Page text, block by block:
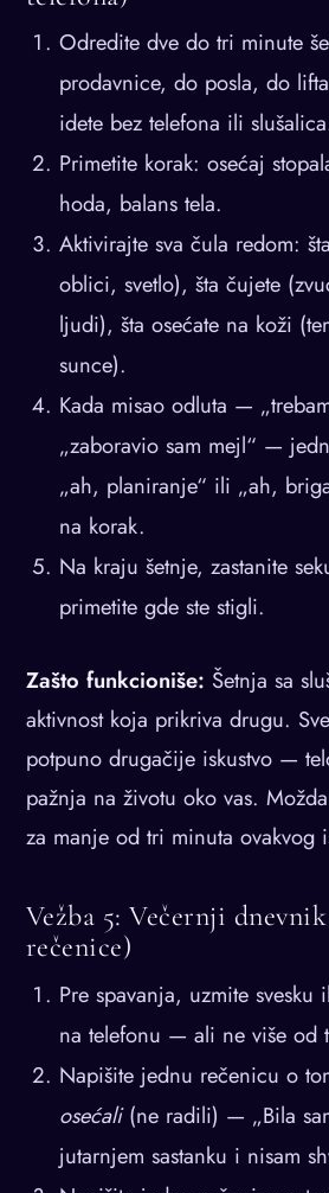
Odredite dve do tri minute
prodavnice, do posla, do
idete bez telefona ili
Primetite korak: osećaj
hoda, balans tela.
Aktivirajte sva čula redom:
oblici, svetlo), šta čujete
ljudi), šta osećate na koži
sunce).
Kada misao odluta —
„zaboravio sam mejl“ —
„ah, planiranje“ ili „ah,
na korak.
Na kraju šetnje, zastanite
primetite gde ste stigli.
Zašto funkcioniše: Šetnja sa
aktivnost koja prikriva drugu.
potpuno drugačije iskustvo —
pažnja na životu oko vas.
za manje od tri minuta ovakvog
Vežba 5: Večernji
rečenice)
Pre spavanja, uzmite svesku
na telefonu — ali ne više od
Napišite jednu rečenicu o
osećali(ne radili) — „Bila
jutarnjem sastanku i nisam